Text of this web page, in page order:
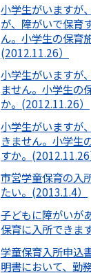
小学生がいますが
が、障がいで保育
ん。小学生の保育
(2012.11.26）
小学生がいますが
ません。小学生の
か。(2012.11.26）
小学生がいますが
きません。小学生
すか。(2012.11.26
市営学童保育の入
たい。(2013.1.4）
子どもに障がいが
保育に入所できま
学童保育入所申込
明書において、勤